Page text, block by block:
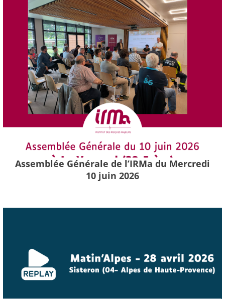
Assemblée Générale de l’IRMa du Mercredi
10 juin 2026